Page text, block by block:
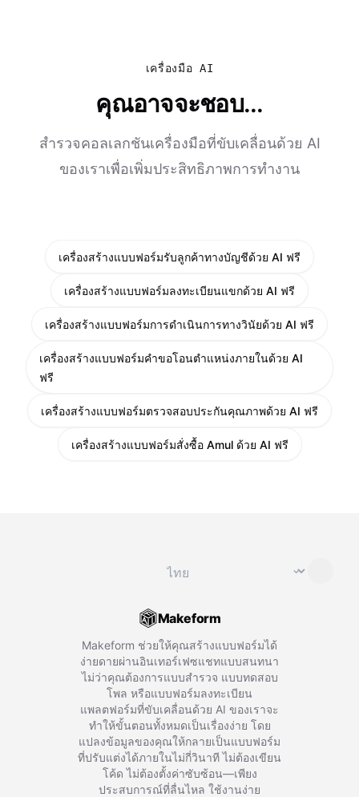
เครื่องมือ AI
คุณอาจจะชอบ...
สำรวจคอลเลกชันเครื่องมือที่ขับเคลื่อนด้วย AI
ของเราเพื่อเพิ่มประสิทธิภาพการทำงาน
เครื่องสร้างแบบฟอร์มรับลูกค้าทางบัญชีด้วย AI ฟรี
เครื่องสร้างแบบฟอร์มลงทะเบียนแขกด้วย AI ฟรี
เครื่องสร้างแบบฟอร์มการดำเนินการทางวินัยด้วย AI ฟรี
เครื่องสร้างแบบฟอร์มคำขอโอนตำแหน่งภายในด้วย AI
ฟรี
เครื่องสร้างแบบฟอร์มตรวจสอบประกันคุณภาพด้วย AI ฟรี
เครื่องสร้างแบบฟอร์มสั่งซื้อ Amul ด้วย AI ฟรี
⌄
Makeform
Makeform ช่วยให้คุณสร้างแบบฟอร์มได้
ง่ายดายผ่านอินเทอร์เฟซแชทแบบสนทนา
ไม่ว่าคุณต้องการแบบสำรวจ แบบทดสอบ
โพล หรือแบบฟอร์มลงทะเบียน
แพลตฟอร์มที่ขับเคลื่อนด้วย AI ของเราจะ
ทำให้ขั้นตอนทั้งหมดเป็นเรื่องง่าย โดย
แปลงข้อมูลของคุณให้กลายเป็นแบบฟอร์ม
ที่ปรับแต่งได้ภายในไม่กี่วินาที ไม่ต้องเขียน
โค้ด ไม่ต้องตั้งค่าซับซ้อน—เพียง
ประสบการณ์ที่ลื่นไหล ใช้งานง่าย